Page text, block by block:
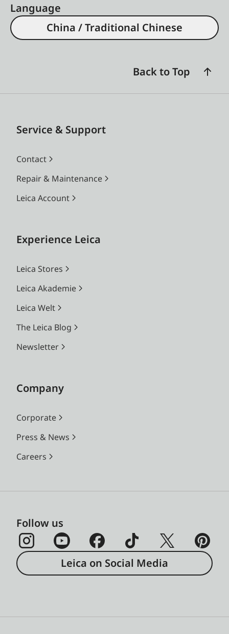
Language
China / Traditional Chinese
Back to Top
Service & Support
Contact
Repair & Maintenance
Leica Account
Experience Leica
Leica Stores
Leica Akademie
Leica Welt
The Leica Blog
Newsletter
Company
Corporate
Press & News
Careers
Follow us
Leica on Social Media